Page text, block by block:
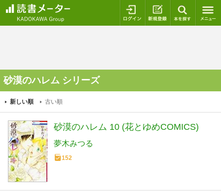
ログイン 新規登録
砂漠のハレム シリーズ
新しい順 古い順
砂漠のハレム 10 (花とゆめCOMICS)
夢木みつる
152